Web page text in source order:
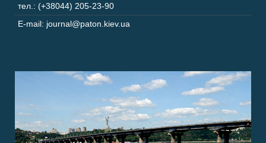
тел.: (+38044) 205-23-90
E-mail: journal@paton.kiev.ua